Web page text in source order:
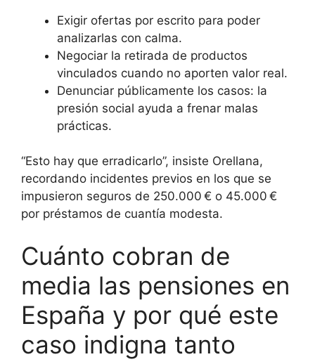
Exigir ofertas por escrito para poder
analizarlas con calma.
Negociar la retirada de productos
vinculados cuando no aporten valor real.
Denunciar públicamente los casos: la
presión social ayuda a frenar malas
prácticas.
“Esto hay que erradicarlo”, insiste Orellana,
recordando incidentes previos en los que se
impusieron seguros de 250.000 € o 45.000 €
por préstamos de cuantía modesta.
Cuánto cobran de
media las pensiones en
España y por qué este
caso indigna tanto